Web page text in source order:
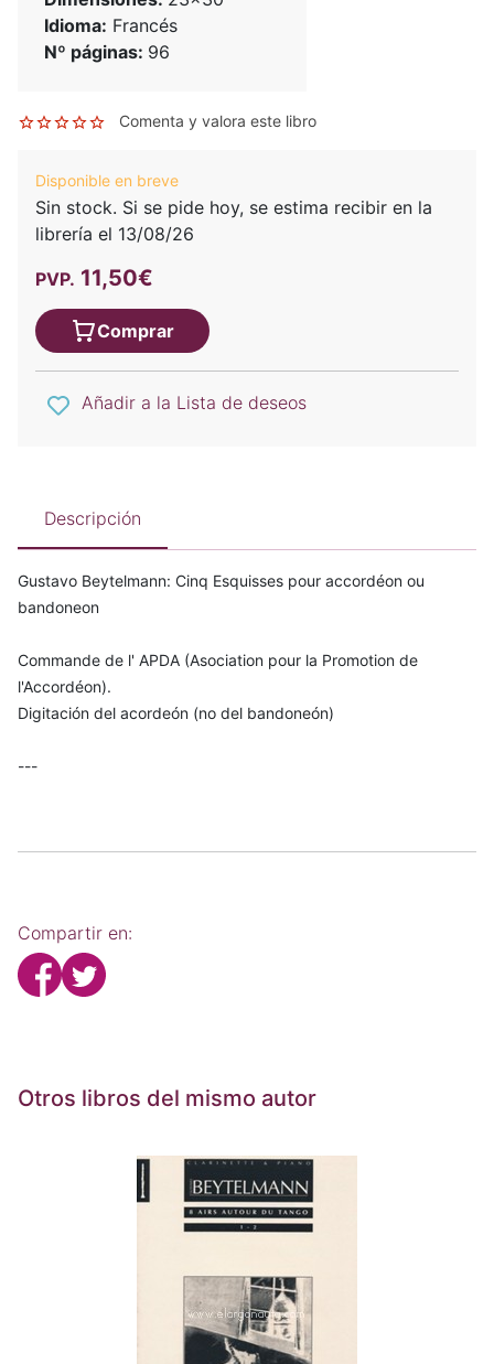
Idioma: Francés
Nº páginas: 96
Comenta y valora este libro
Disponible en breve
Sin stock. Si se pide hoy, se estima recibir en la
librería el 13/08/26
PVP. 11,50€
Comprar
Añadir a la Lista de deseos
Descripción
Gustavo Beytelmann: Cinq Esquisses pour accordéon ou
bandoneon
Commande de l' APDA (Asociation pour la Promotion de
l'Accordéon).
Digitación del acordeón (no del bandoneón)
---
Compartir en:
Otros libros del mismo autor